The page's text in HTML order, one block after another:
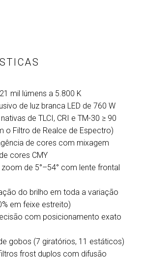
mil lúmens a 5.800 K
de luz branca LED de 760 W
de TLCI, CRI e TM-30 ≥ 90
o Filtro de Realce de Espectro)
de cores com mixagem
cores CMY
de 5°–54° com lente frontal
do brilho em toda a variação
em feixe estreito)
com posicionamento exato
gobos (7 giratórios, 11 estáticos)
frost duplos com difusão